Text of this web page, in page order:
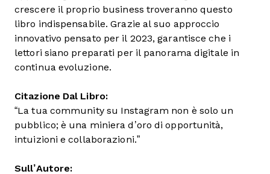
crescere il proprio business troveranno questo
libro indispensabile. Grazie al suo approccio
innovativo pensato per il 2023, garantisce che i
lettori siano preparati per il panorama digitale in
continua evoluzione.
Citazione Dal Libro:
“La tua community su Instagram non è solo un
pubblico; è una miniera d’oro di opportunità,
intuizioni e collaborazioni.”
Sull’Autore: